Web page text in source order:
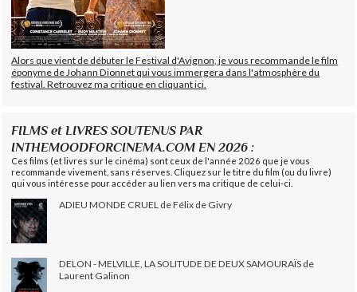
Alors que vient de débuter le Festival d'Avignon, je vous recommande le film
éponyme de Johann Dionnet qui vous immergera dans l'atmosphère du
festival. Retrouvez ma critique en cliquant ici.
FILMS et LIVRES SOUTENUS PAR
INTHEMOODFORCINEMA.COM EN 2026 :
Ces films (et livres sur le cinéma) sont ceux de l'année 2026 que je vous
recommande vivement, sans réserves. Cliquez sur le titre du film (ou du livre)
qui vous intéresse pour accéder au lien vers ma critique de celui-ci.
ADIEU MONDE CRUEL de Félix de Givry
DELON - MELVILLE, LA SOLITUDE DE DEUX SAMOURAÏS de
Laurent Galinon